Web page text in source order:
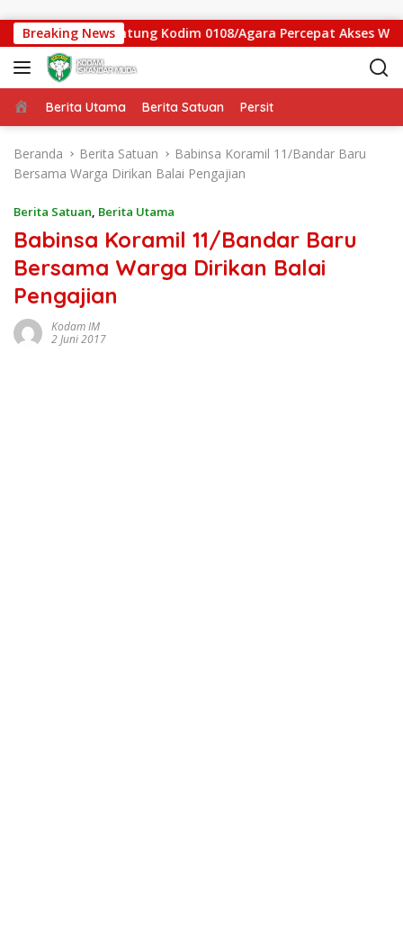
Breaking News
Jembatan Gantung Kodim 0108/Agara Percepat Akses Warga
Beranda
Berita Utama Berita Satuan Persit
Beranda Berita Satuan
Babinsa Koramil 11/Bandar Baru
Bersama Warga Dirikan Balai Pengajian
Berita Satuan, Berita Utama
Babinsa Koramil 11/Bandar Baru
Bersama Warga Dirikan Balai
Pengajian
Kodam IM
2 Juni 2017